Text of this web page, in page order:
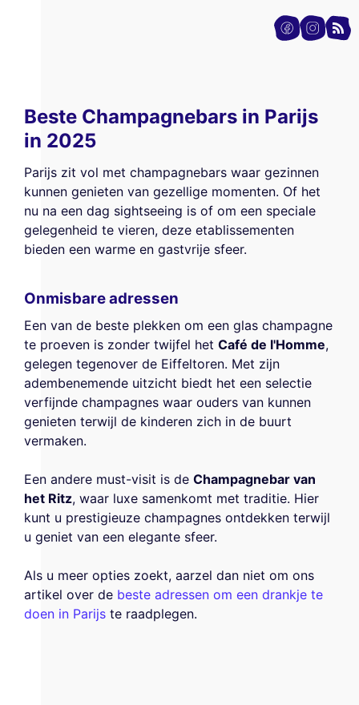
Beste Champagnebars in Parijs
in 2025
Parijs zit vol met champagnebars waar gezinnen
kunnen genieten van gezellige momenten. Of het
nu na een dag sightseeing is of om een speciale
gelegenheid te vieren, deze etablissementen
bieden een warme en gastvrije sfeer.
Onmisbare adressen
Een van de beste plekken om een glas champagne
te proeven is zonder twijfel het Café de l'Homme,
gelegen tegenover de Eiffeltoren. Met zijn
adembenemende uitzicht biedt het een selectie
verfijnde champagnes waar ouders van kunnen
genieten terwijl de kinderen zich in de buurt
vermaken.
Een andere must-visit is de Champagnebar van
het Ritz, waar luxe samenkomt met traditie. Hier
kunt u prestigieuze champagnes ontdekken terwijl
u geniet van een elegante sfeer.
Als u meer opties zoekt, aarzel dan niet om ons
artikel over de beste adressen om een drankje te
doen in Parijs te raadplegen.